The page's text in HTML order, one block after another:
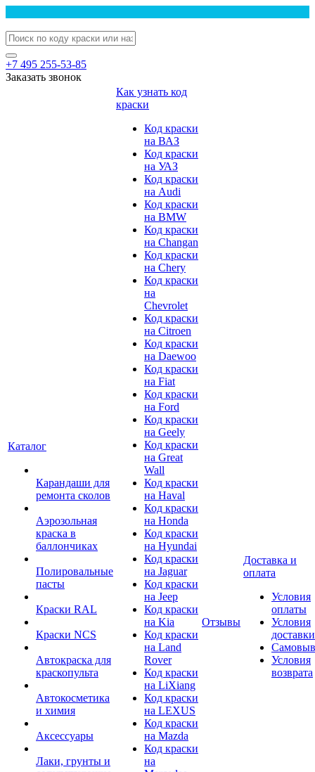
+7 495 255-53-85
Заказать звонок
Каталог
Карандаши для
ремонта сколов
Аэрозольная
краска в
баллончиках
Полировальные
пасты
Краски RAL
Краски NCS
Автокраска для
краскопульта
Автокосметика
и химия
Аксессуары
Лаки, грунты и
Как узнать код
краски
Код краски
на ВАЗ
Код краски
на УАЗ
Код краски
на Audi
Код краски
на BMW
Код краски
на Changan
Код краски
на Chery
Код краски
на
Chevrolet
Код краски
на Citroen
Код краски
на Daewoo
Код краски
на Fiat
Код краски
на Ford
Код краски
на Geely
Код краски
на Great
Wall
Код краски
на Haval
Код краски
на Honda
Код краски
на Hyundai
Код краски
на Jaguar
Код краски
на Jeep
Код краски
на Kia
Код краски
на Land
Rover
Код краски
на LiXiang
Код краски
на LEXUS
Код краски
на Mazda
Код краски
на
Отзывы
Доставка и
оплата
Условия
оплаты
Условия
доставки
Условия
возврата